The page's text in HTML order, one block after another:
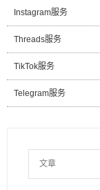
Instagram服务
Threads服务
TikTok服务
Telegram服务